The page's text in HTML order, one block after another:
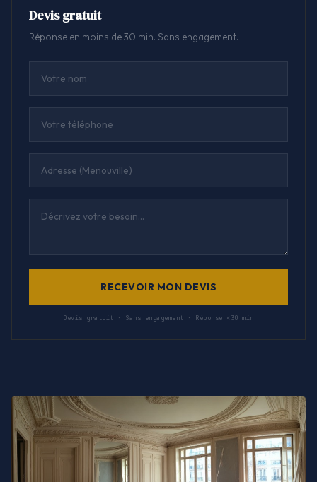
Devis gratuit
Réponse en moins de 30 min. Sans engagement.
RECEVOIR MON DEVIS
Devis gratuit · Sans engagement · Réponse <30 min